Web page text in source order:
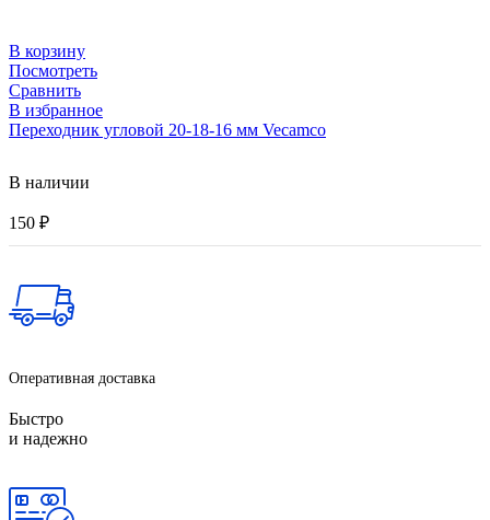
В корзину
Посмотреть
Сравнить
В избранное
Переходник угловой 20-18-16 мм Vecamco
В наличии
150 ₽
Оперативная доставка
Быстро
и надежно